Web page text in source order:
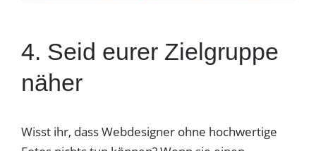
4. Seid eurer Zielgruppe
näher
Wisst ihr, dass Webdesigner ohne hochwertige